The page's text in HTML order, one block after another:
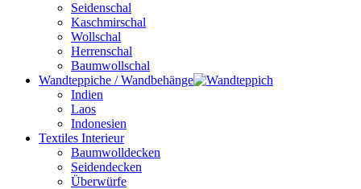
Seidenschal
Kaschmirschal
Wollschal
Herrenschal
Baumwollschal
Wandteppiche / Wandbehänge
Indien
Laos
Indonesien
Textiles Interieur
Baumwolldecken
Seidendecken
Überwürfe